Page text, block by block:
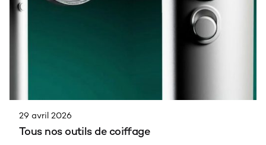
29 avril 2026
Tous nos outils de coiffage